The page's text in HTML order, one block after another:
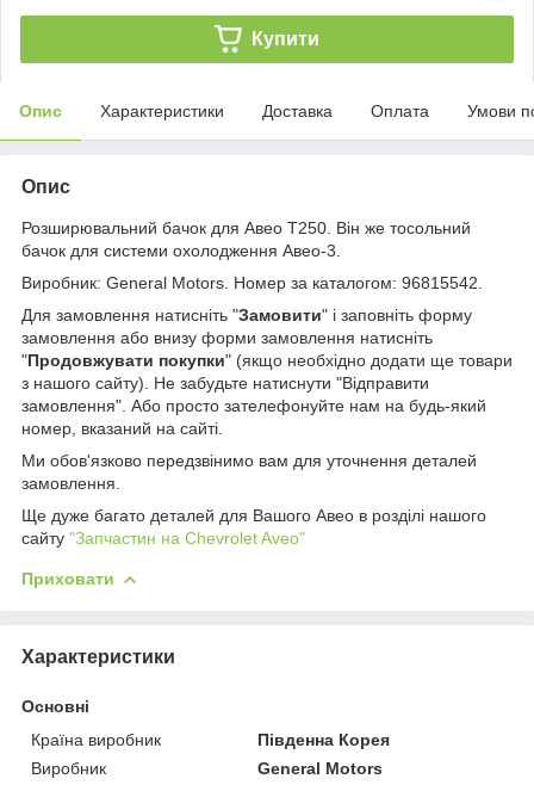
Купити
Опис Характеристики Доставка Оплата Умови
Опис
Розширювальний бачок для Авео Т250. Він же тосольний
бачок для системи охолодження Авео-3.
Виробник: General Motors. Номер за каталогом: 96815542.
Для замовлення натисніть "Замовити" і заповніть форму
замовлення або внизу форми замовлення натисніть
"Продовжувати покупки" (якщо необхідно додати ще товари
з нашого сайту). Не забудьте натиснути "Відправити
замовлення". Або просто зателефонуйте нам на будь-який
номер, вказаний на сайті.
Ми обов'язково передзвінимо вам для уточнення деталей
замовлення.
Ще дуже багато деталей для Вашого Авео в розділі нашого
сайту "Запчастин на Chevrolet Aveo"
Приховати
Характеристики
Основні
Країна виробник
Південна Корея
Виробник
General Motors